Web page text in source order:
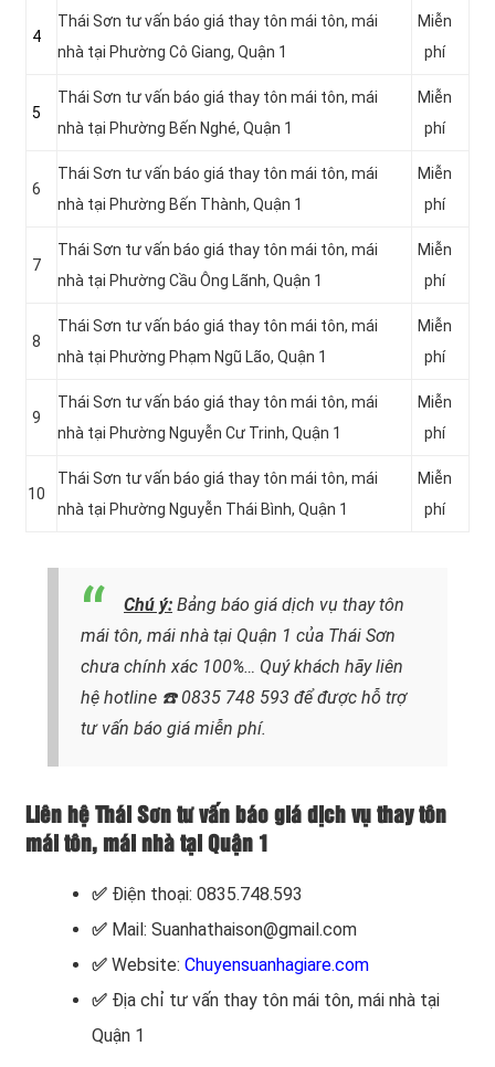
4
Thái Sơn tư vấn báo giá thay tôn mái tôn, mái
nhà tại Phường Cô Giang, Quận 1
Miễn
phí
5
Thái Sơn tư vấn báo giá thay tôn mái tôn, mái
nhà tại Phường Bến Nghé, Quận 1
Miễn
phí
6
Thái Sơn tư vấn báo giá thay tôn mái tôn, mái
nhà tại Phường Bến Thành, Quận 1
Miễn
phí
7
Thái Sơn tư vấn báo giá thay tôn mái tôn, mái
nhà tại Phường Cầu Ông Lãnh, Quận 1
Miễn
phí
8
Thái Sơn tư vấn báo giá thay tôn mái tôn, mái
nhà tại Phường Phạm Ngũ Lão, Quận 1
Miễn
phí
9
Thái Sơn tư vấn báo giá thay tôn mái tôn, mái
nhà tại Phường Nguyễn Cư Trinh, Quận 1
Miễn
phí
10
Thái Sơn tư vấn báo giá thay tôn mái tôn, mái
nhà tại Phường Nguyễn Thái Bình, Quận 1
Miễn
phí
Chú ý: Bảng báo giá dịch vụ thay tôn
mái tôn, mái nhà tại Quận 1 của Thái Sơn
chưa chính xác 100%… Quý khách hãy liên
hệ hotline ☎️ 0835 748 593 để được hỗ trợ
tư vấn báo giá miễn phí.
Liên hệ Thái Sơn tư vấn báo giá dịch vụ thay tôn
mái tôn, mái nhà tại Quận 1
✅ Điện thoại: 0835.748.593
✅ Mail: Suanhathaison@gmail.com
✅ Website: Chuyensuanhagiare.com
✅ Địa chỉ tư vấn thay tôn mái tôn, mái nhà tại
Quận 1